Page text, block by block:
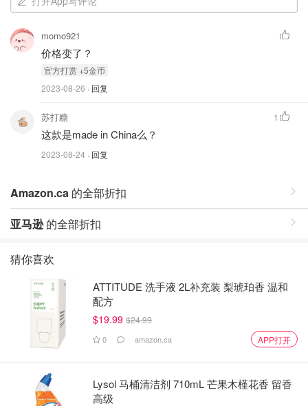
momo921
价格变了？
官⽅打赏 +5⾦币
2023-08-26 · 回复
苏打糖
这款是made in China么？
2023-08-24 · 回复
1
Amazon.ca 的全部折扣
亚马逊的全部折扣
猜你喜欢
ATTITUDE 洗手液 2L补充装 梨琥珀香 温和
配方
$19.99 $24.99
0 amazon.ca APP打开
Lysol 马桶清洁剂 710mL 芒果木槿花香 留香
高级